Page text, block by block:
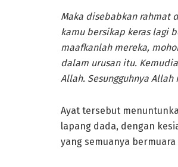
Maka disebabkan rahmat
kamu bersikap keras lagi
maafkanlah mereka,
dalam urusan itu.
Allah. Sesungguhnya
Ayat tersebut
lapang dada, dengan
yang semuanya